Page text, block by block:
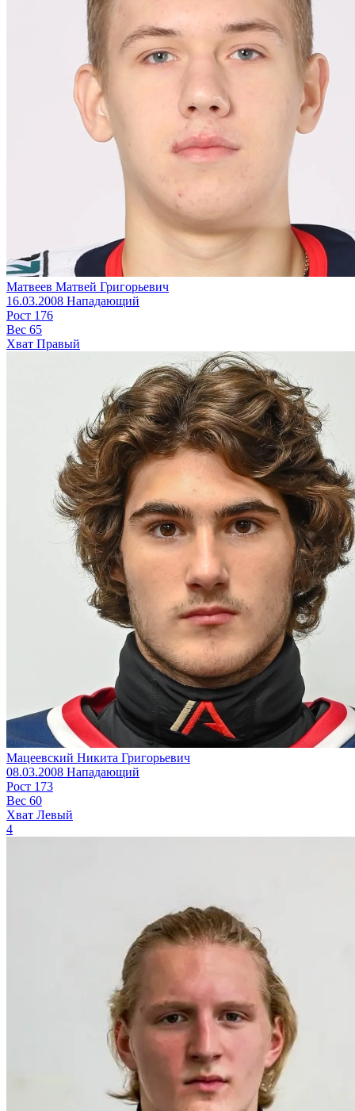
Матвеев Матвей Григорьевич
16.03.2008 Нападающий
Рост 176
Вес 65
Хват Правый
Мацеевский Никита Григорьевич
08.03.2008 Нападающий
Рост 173
Вес 60
Хват Левый
4